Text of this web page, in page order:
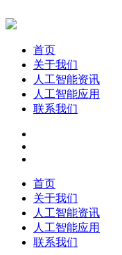
首页
关于我们
人工智能资讯
人工智能应用
联系我们
首页
关于我们
人工智能资讯
人工智能应用
联系我们